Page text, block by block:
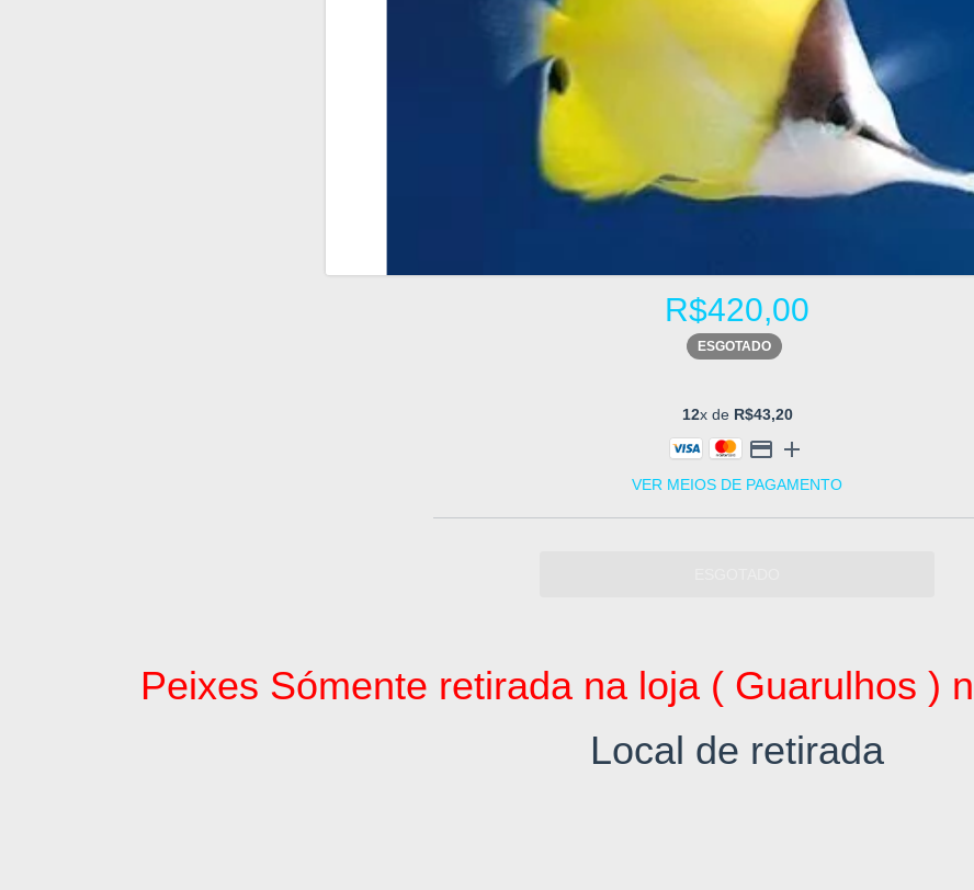
R$420,00
ESGOTADO
12x de R$43,20
VER MEIOS DE PAGAMENTO
Peixes Sómente retirada na loja ( Guarulhos )
Local de retirada